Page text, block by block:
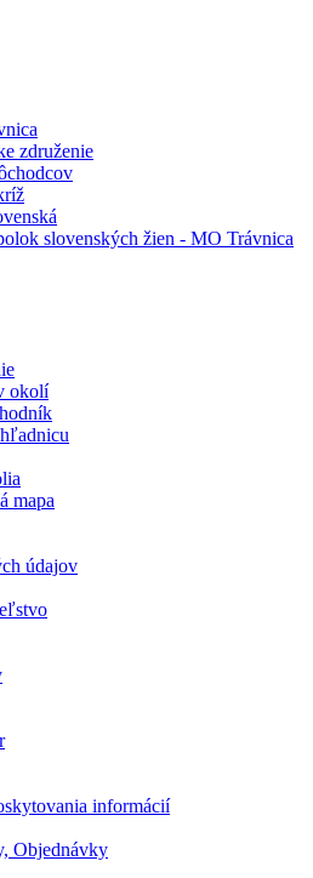
združenie
slovenských žien - MO Trávnica
okolí
mapa
údajov
informácií
Objednávky